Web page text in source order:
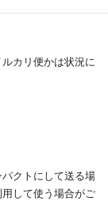
カリ便かは状況に
クトにして送る場
して使う場合がご